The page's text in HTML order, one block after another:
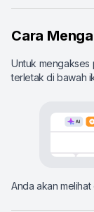
Cara
Untuk mengakses
terletak di bawah
Anda akan melihat